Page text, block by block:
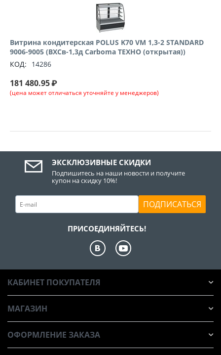
Витрина кондитерская POLUS K70 VM 1,3-2 STANDARD
9006-9005 (ВХСв-1,3д Сarboma ТЕХНО (открытая))
КОД:
14286
181 480.95₽
(цена может отличаться уточняйте у менеджеров)
ЭКСКЛЮЗИВНЫЕ СКИДКИ
Подпишитесь на наши новости и получите
купон на скидку 10%!
ПОДПИСАТЬСЯ
ПРИСОЕДИНЯЙТЕСЬ!
КАБИНЕТ ПОКУПАТЕЛЯ
МАГАЗИН
ОФОРМЛЕНИЕ ЗАКАЗА